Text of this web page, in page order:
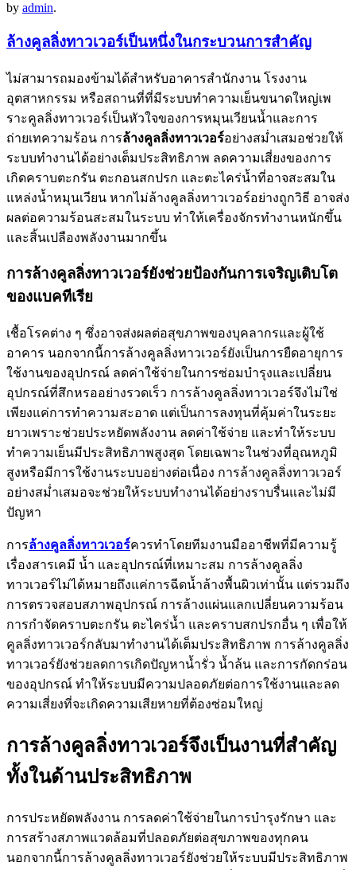
by admin.
ล้างคูลลิ่งทาวเวอร์เป็นหนึ่งในกระบวนการสำคัญ
ไม่สามารถมองข้ามได้สำหรับอาคารสำนักงาน โรงงาน
อุตสาหกรรม หรือสถานที่ที่มีระบบทำความเย็นขนาดใหญ่เพ
ราะคูลลิ่งทาวเวอร์เป็นหัวใจของการหมุนเวียนน้ำและการ
ถ่ายเทความร้อน การล้างคูลลิ่งทาวเวอร์อย่างสม่ำเสมอช่วยให้
ระบบทำงานได้อย่างเต็มประสิทธิภาพ ลดความเสี่ยงของการ
เกิดคราบตะกรัน ตะกอนสกปรก และตะไคร่น้ำที่อาจสะสมใน
แหล่งน้ำหมุนเวียน หากไม่ล้างคูลลิ่งทาวเวอร์อย่างถูกวิธี อาจส่ง
ผลต่อความร้อนสะสมในระบบ ทำให้เครื่องจักรทำงานหนักขึ้น
และสิ้นเปลืองพลังงานมากขึ้น
การล้างคูลลิ่งทาวเวอร์ยังช่วยป้องกันการเจริญเติบโต
ของแบคทีเรีย
เชื้อโรคต่าง ๆ ซึ่งอาจส่งผลต่อสุขภาพของบุคลากรและผู้ใช้
อาคาร นอกจากนี้การล้างคูลลิ่งทาวเวอร์ยังเป็นการยืดอายุการ
ใช้งานของอุปกรณ์ ลดค่าใช้จ่ายในการซ่อมบำรุงและเปลี่ยน
อุปกรณ์ที่สึกหรออย่างรวดเร็ว การล้างคูลลิ่งทาวเวอร์จึงไม่ใช่
เพียงแค่การทำความสะอาด แต่เป็นการลงทุนที่คุ้มค่าในระยะ
ยาวเพราะช่วยประหยัดพลังงาน ลดค่าใช้จ่าย และทำให้ระบบ
ทำความเย็นมีประสิทธิภาพสูงสุด โดยเฉพาะในช่วงที่อุณหภูมิ
สูงหรือมีการใช้งานระบบอย่างต่อเนื่อง การล้างคูลลิ่งทาวเวอร์
อย่างสม่ำเสมอจะช่วยให้ระบบทำงานได้อย่างราบรื่นและไม่มี
ปัญหา
การล้างคูลลิ่งทาวเวอร์ควรทำโดยทีมงานมืออาชีพที่มีความรู้
เรื่องสารเคมี น้ำ และอุปกรณ์ที่เหมาะสม การล้างคูลลิ่ง
ทาวเวอร์ไม่ได้หมายถึงแค่การฉีดน้ำล้างพื้นผิวเท่านั้น แต่รวมถึง
การตรวจสอบสภาพอุปกรณ์ การล้างแผ่นแลกเปลี่ยนความร้อน
การกำจัดคราบตะกรัน ตะไคร่น้ำ และคราบสกปรกอื่น ๆ เพื่อให้
คูลลิ่งทาวเวอร์กลับมาทำงานได้เต็มประสิทธิภาพ การล้างคูลลิ่ง
ทาวเวอร์ยังช่วยลดการเกิดปัญหาน้ำรั่ว น้ำล้น และการกัดกร่อน
ของอุปกรณ์ ทำให้ระบบมีความปลอดภัยต่อการใช้งานและลด
ความเสี่ยงที่จะเกิดความเสียหายที่ต้องซ่อมใหญ่
การล้างคูลลิ่งทาวเวอร์จึงเป็นงานที่สำคัญ
ทั้งในด้านประสิทธิภาพ
การประหยัดพลังงาน การลดค่าใช้จ่ายในการบำรุงรักษา และ
การสร้างสภาพแวดล้อมที่ปลอดภัยต่อสุขภาพของทุกคน
นอกจากนี้การล้างคูลลิ่งทาวเวอร์ยังช่วยให้ระบบมีประสิทธิภาพ